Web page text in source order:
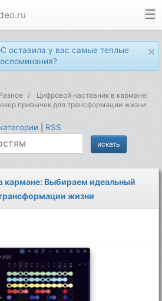
×
оставила у вас самые теплые
Цифровой наставник в кармане:
привычек для трансформации жизни
категории RSS
кармане: Выбираем идеальный
жизни